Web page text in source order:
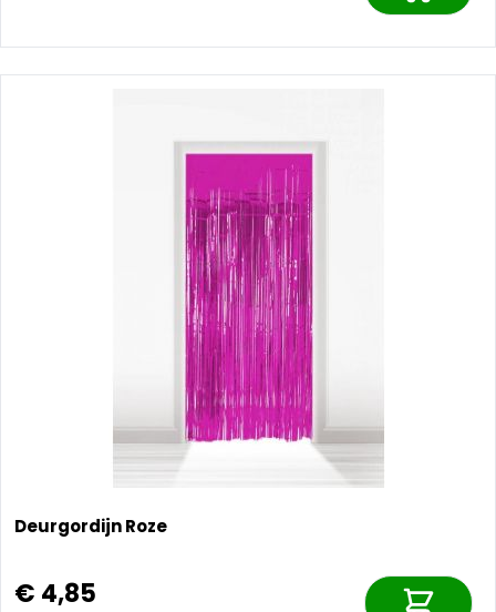
Deurgordijn Roze
€ 4,85